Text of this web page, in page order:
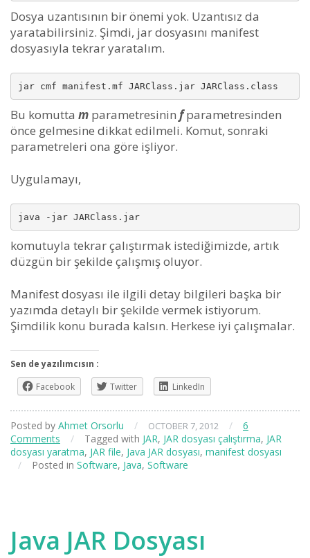
Dosya uzantısının bir önemi yok. Uzantısız da
yaratabilirsiniz. Şimdi, jar dosyasını manifest
dosyasıyla tekrar yaratalım.
jar cmf manifest.mf JARClass.jar JARClass.class
Bu komutta m parametresinin fparametresinden
önce gelmesine dikkat edilmeli. Komut, sonraki
parametreleri ona göre işliyor.
Uygulamayı,
java -jar JARClass.jar
komutuyla tekrar çalıştırmak istediğimizde, artık
düzgün bir şekilde çalışmış oluyor.
Manifest dosyası ile ilgili detay bilgileri başka bir
yazımda detaylı bir şekilde vermek istiyorum.
Şimdilik konu burada kalsın. Herkese iyi çalışmalar.
Sen de yazılımcısın :
Facebook
Twitter LinkedIn
Posted by Ahmet Orsorlu / OCTOBER 7, 2012 /
6
Comments
/ Tagged with JAR, JAR dosyası çalıştırma, JAR
dosyası yaratma, JAR file, Java JAR dosyası, manifest dosyası
/
Posted in Software, Java, Software
Java JAR Dosyası